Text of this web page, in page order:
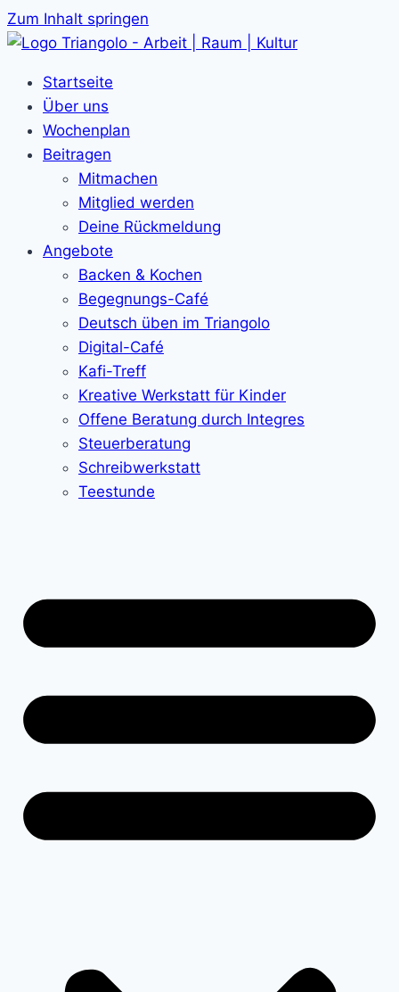
Zum Inhalt springen
Startseite
Über uns
Wochenplan
Beitragen
Mitmachen
Mitglied werden
Deine Rückmeldung
Angebote
Backen & Kochen
Begegnungs-Café
Deutsch üben im Triangolo
Digital-Café
Kafi-Treff
Kreative Werkstatt für Kinder
Offene Beratung durch Integres
Steuerberatung
Schreibwerkstatt
Teestunde